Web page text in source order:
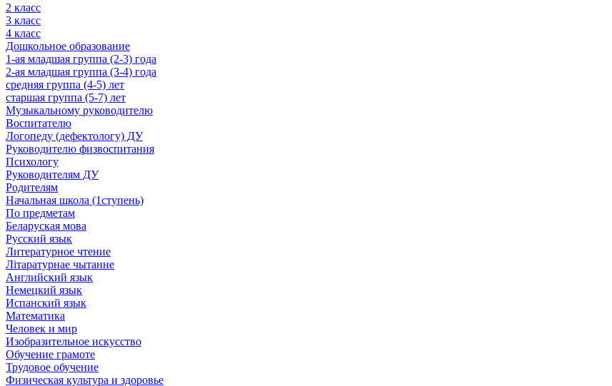
2 класс
3 класс
4 класс
Дошкольное образование
1-ая младшая группа (2-3) года
2-ая младшая группа (3-4) года
средняя группа (4-5) лет
старшая группа (5-7) лет
Музыкальному руководителю
Воспитателю
Логопеду (дефектологу) ДУ
Руководителю физвоспитания
Психологу
Руководителям ДУ
Родителям
Начальная школа (1ступень)
По предметам
Беларуская мова
Русский язык
Литературное чтение
Літаратурнае чытанне
Английский язык
Немецкий язык
Испанский язык
Математика
Человек и мир
Изобразительное искусство
Обучение грамоте
Трудовое обучение
Физическая культура и здоровье